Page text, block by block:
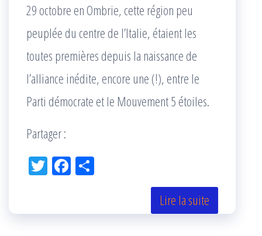
29 octobre en Ombrie, cette région peu
peuplée du centre de l’Italie, étaient les
toutes premières depuis la naissance de
l’alliance inédite, encore une (!), entre le
Parti démocrate et le Mouvement 5 étoiles.
Partager :
Tw Fac
k r
Lire la suite